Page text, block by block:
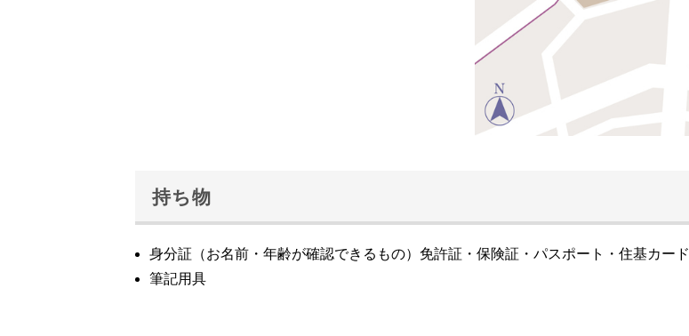
持ち物
身分証（お名前・年齢が確認できるもの）免許証・保険証・パスポート・住基カード
筆記用具